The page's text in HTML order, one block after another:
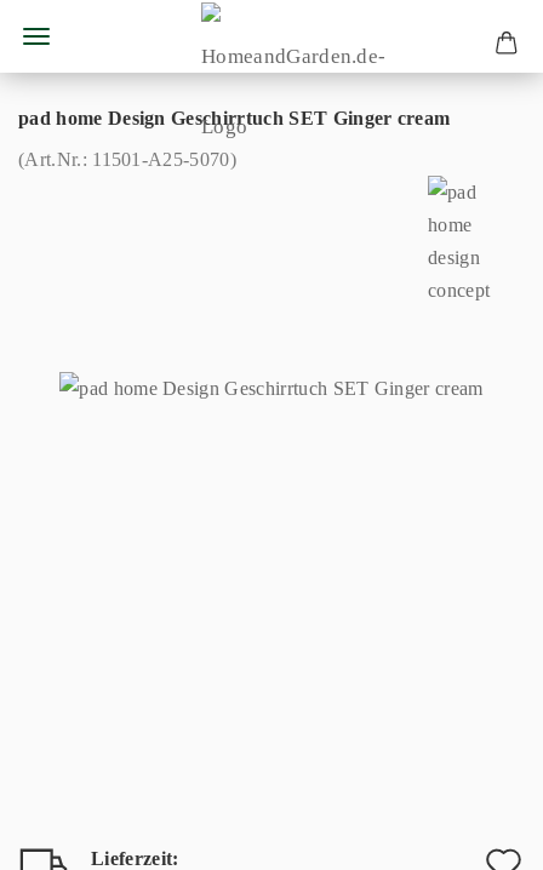
pad home Design Geschirrtuch SET Ginger cream
(Art.Nr.: 11501-A25-5070)
Lieferzeit: